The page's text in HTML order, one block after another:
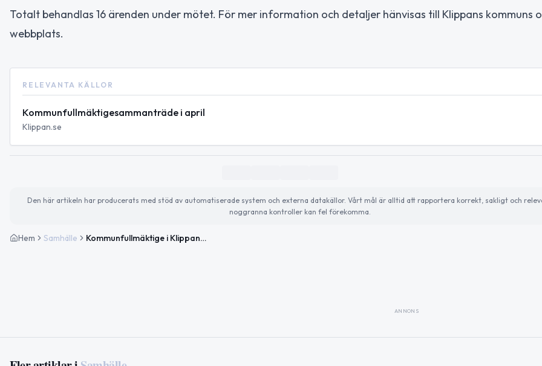
Totalt behandlas 16 ärenden under mötet. För mer information och detaljer hänvisas till Klippans kommuns
webbplats.
RELEVANTA KÄLLOR
Kommunfullmäktigesammanträde i april
Klippan.se
Den här artikeln har producerats med stöd av automatiserade system och externa datakällor. Vårt mål är alltid att rapportera korrekt, sakligt och
noggranna kontroller kan fel förekomma.
Hem Samhälle Kommunfullmäktige i Klippan samlas för aprilmöte
ANNONS